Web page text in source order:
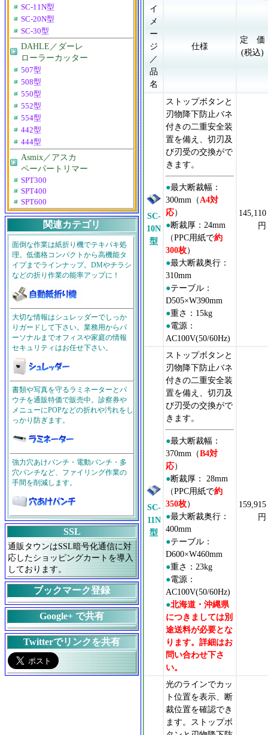
イ
メ
ー
ジ
／
品
名
仕様
定 価
(税込)
SC-
10N
型
ストップボタンと
刃物降下防止バネ
付きの二重安全装
置を備え、切刃及
び刃受の交換がで
きます。
●最大断裁幅：
300mm（A4対
応）
●断裁厚：24mm
（PPC用紙で約
300枚）
●最大断裁奥行：
310mm
●テーブル：
D505×W390mm
●重さ：15kg
●電源：
AC100V(50/60Hz)
145,110
円
SC-
11N
型
ストップボタンと
刃物降下防止バネ
付きの二重安全装
置を備え、切刃及
び刃受の交換がで
きます。
●最大断裁幅：
370mm（B4対
応）
●断裁厚： 28mm
（PPC用紙で約
350枚）
●最大断裁奥行：
400mm
●テーブル：
D600×W460mm
●重さ：23kg
●電源：
AC100V(50/60Hz)
●北海道・沖縄県
につきましては別
途送料が必要とな
ります。詳細はお
問い合わせ下さ
い。
159,915
円
光のラインでカッ
ト位置を表示、断
裁位置を確認でき
ます。ストップボ
SC-11N型
SC-20N型
SC-30型
DAHLE／ダーレ
ローラーカッター
507型
508型
550型
552型
554型
442型
444型
Asmix／アスカ
ペーパートリマー
SPT300
SPT400
SPT600
関連カテゴリ
面倒な作業は紙折り機でテキパキ処
理。低価格コンパクトから高機能タ
イプまでラインナップ。DMやチラシ
などの折り作業の能率アップに！
大切な情報はシュレッダーでしっか
りガードして下さい。業務用からパ
ーソナルまでオフィスや家庭の情報
セキュリティはお任せ下さい。
書類や写真を守るラミネーターとパ
ウチを通販特価で販売中。診察券や
メニューにPOPなどの折れや汚れをし
っかり防ぎます。
強力穴あけパンチ・電動パンチ・多
穴パンチなど、ファイリング作業の
手間を削減します。
SSL
通販タウンはSSL暗号化通信に対
応したショッピングカートを導入
しております。
ブックマーク登録
Google+ で共有
Twitterでリンクを共有